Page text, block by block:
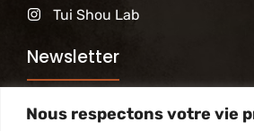
Nous respectons votre vie
Tui Shou Lab
Newsletter
Abonnez-vous à notre newsletter